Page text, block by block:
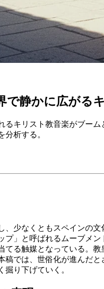
で静かに広がる
キリスト教音楽がブー
析する。
少なくともスペインの
」と呼ばれるムーブメ
る触媒となっている。
では、世俗化が進んだ
り下げていく。